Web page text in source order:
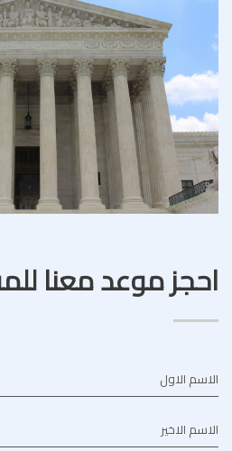
احجز موعد معنا
الاسم الاول
الاسم الاخير